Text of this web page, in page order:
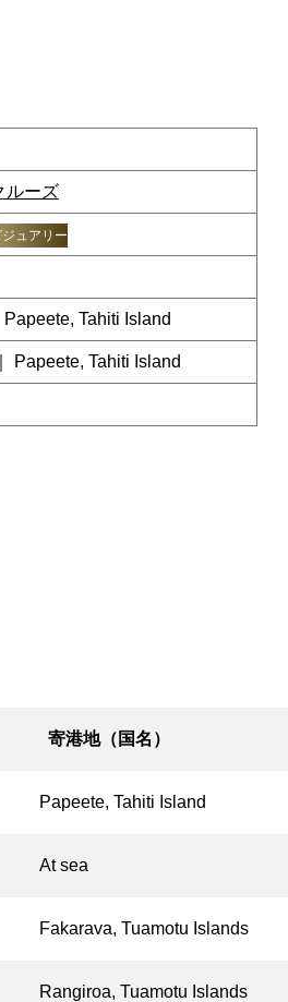
ルーズ
ジュアリー
Tahiti Island
Papeete, Tahiti Island
寄港地（国名）
Papeete, Tahiti Island
At sea
Fakarava, Tuamotu Islands
Rangiroa, Tuamotu Islands